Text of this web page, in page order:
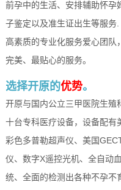
前孕中的生活、安排辅助怀孕
子鉴定以及准生证出生等服务
高素质的专业化服务爱心团队
完美、最贴心的服务。
选择开原的优势。
开原与国内公立三甲医院生殖
十台专科医疗设备，设备配有
彩色多普勒超声仪、美国
仪、数字X遥控光机、全自动
统、全面的检测出各种不孕不